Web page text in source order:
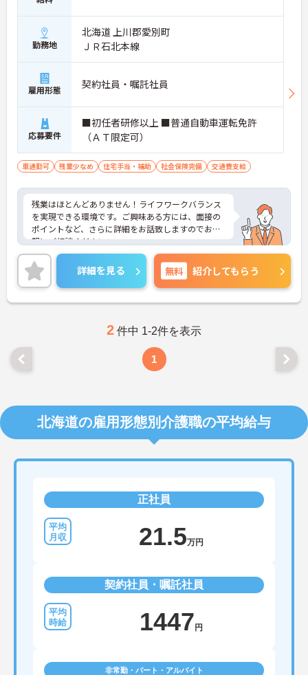
勤務地
北海道 上川郡愛別町
ＪＲ石北本線
雇用形態 契約社員・嘱託社員
応募要件
■初任者研修以上 ■普通自動車運転免許
（ＡＴ限定可）
車通勤可 残業少なめ 住宅手当・補助 社会保険完備 交通費支給
残業はほとんどありません！ライフワークバランス
を実現できる環境です。ご興味ある方には、面接の
ポイントなど、さらに詳細をお話致しますのでお気
軽にご相談ください。
詳細を見る 無料 紹介してもらう
2 件中 1-2件を表示
1
北海道の雇用形態別介護職の平均給与
正社員
21.5万円
契約社員・嘱託社員
1447 円
非常勤・パート・アルバイト